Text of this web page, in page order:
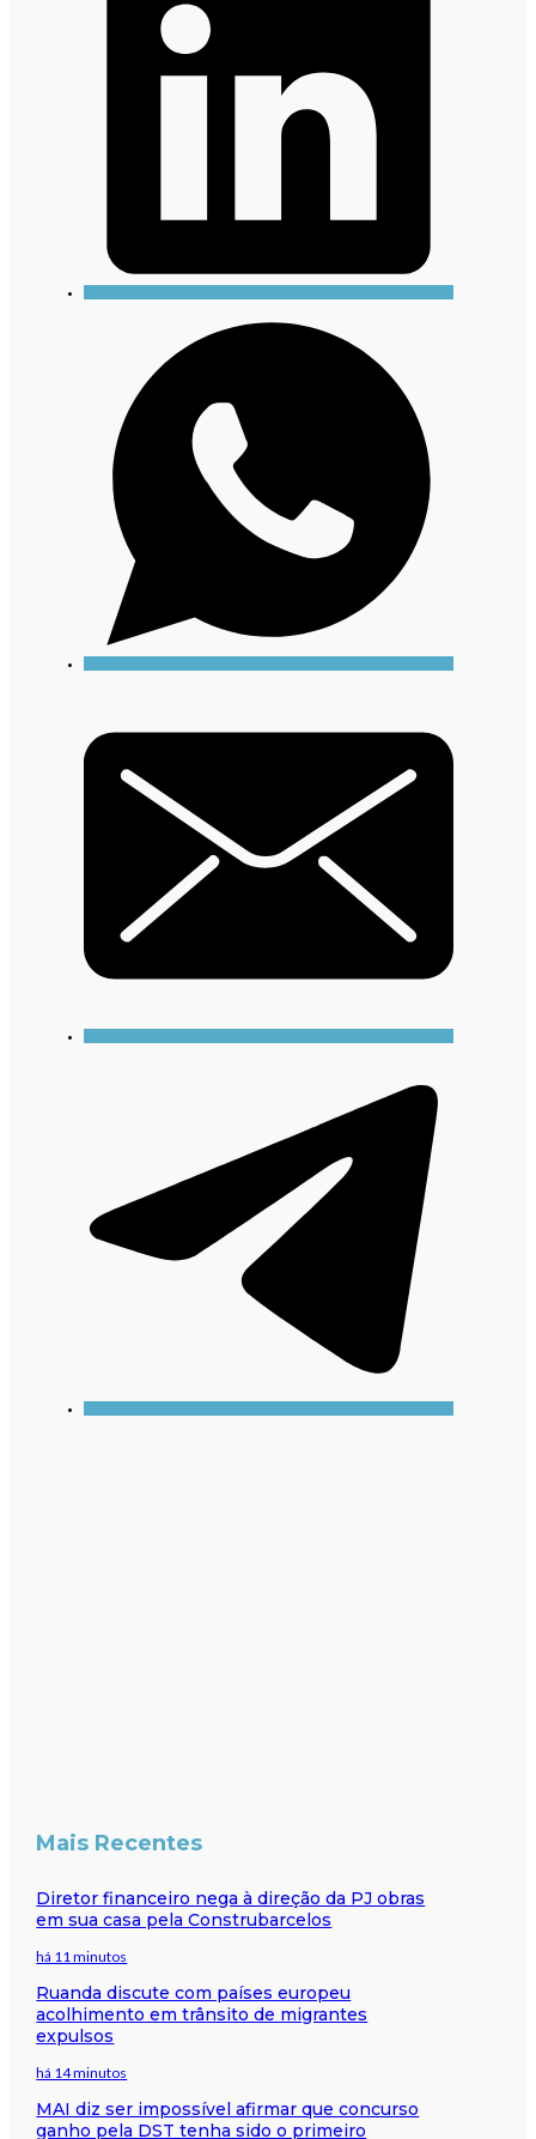
Mais Recentes
Diretor financeiro nega à direção da PJ obras
em sua casa pela Construbarcelos
há 11 minutos
Ruanda discute com países europeu
acolhimento em trânsito de migrantes
expulsos
há 14 minutos
MAI diz ser impossível afirmar que concurso
ganho pela DST tenha sido o primeiro